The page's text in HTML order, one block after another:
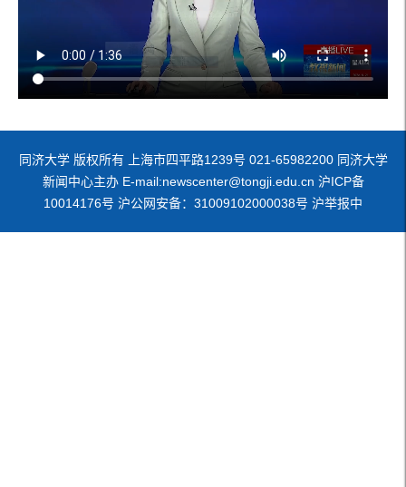
同济大学 版权所有 上海市四平路1239号 021-65982200 同济大学
新闻中心主办 E-mail:newscenter@tongji.edu.cn 沪ICP备
10014176号 沪公网安备：31009102000038号 沪举报中